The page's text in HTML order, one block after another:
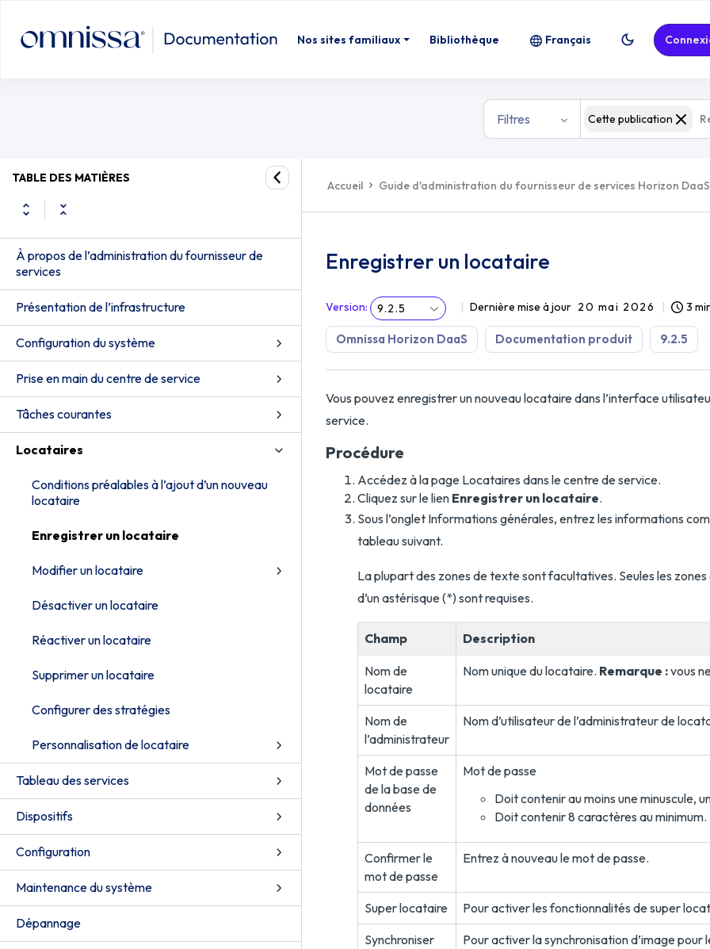
Nos sites familiaux Bibliothèque Français
Filtres Cette publication
TABLE DES MATIÈRES
À propos de l’administration du fournisseur de
services
Présentation de l’infrastructure
Configuration du système
Prise en main du centre de service
Tâches courantes
Locataires
Conditions préalables à l’ajout d’un nouveau
locataire
Enregistrer un locataire
Modifier un locataire
Désactiver un locataire
Réactiver un locataire
Supprimer un locataire
Configurer des stratégies
Personnalisation de locataire
Tableau des services
Dispositifs
Configuration
Maintenance du système
Dépannage
Accueil Guide d'administration du fournisseur de services Horizon DaaS
Enregistrer un locataire
Version: 9.2.5 Dernière mise à jour 20 mai 2026 3
Omnissa Horizon DaaS Documentation produit 9.2.5
Vous pouvez enregistrer un nouveau locataire dans l’interface
service.
Procédure
Accédez à la page Locataires dans le centre de service.
Cliquez sur le lien Enregistrer un locataire.
Sous l’onglet Informations générales, entrez les informations
tableau suivant.
La plupart des zones de texte sont facultatives. Seules les
d’un astérisque (*) sont requises.
Champ Description
Nom de
locataire
Nom unique du locataire. Remarque :vous
Nom de
l’administrateur
Nom d’utilisateur de l’administrateur de
Mot de passe
de la base de
données
Mot de passe
Doit contenir au moins une minuscule,
Doit contenir 8 caractères au minimum.
Confirmer le
mot de passe
Entrez à nouveau le mot de passe.
Super locataire
Pour activer les fonctionnalités de super
Synchroniser
Pour activer la synchronisation d’image